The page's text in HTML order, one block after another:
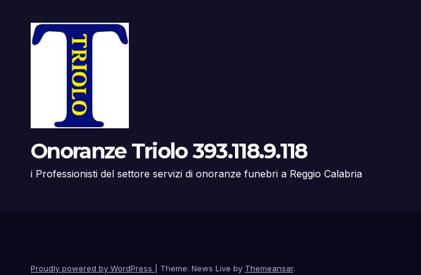
Onoranze Triolo 393.118.9.118
i Professionisti del settore servizi di onoranze funebri a Reggio Calabria
Proudly powered by WordPress Theme: News Live by Themeansar.